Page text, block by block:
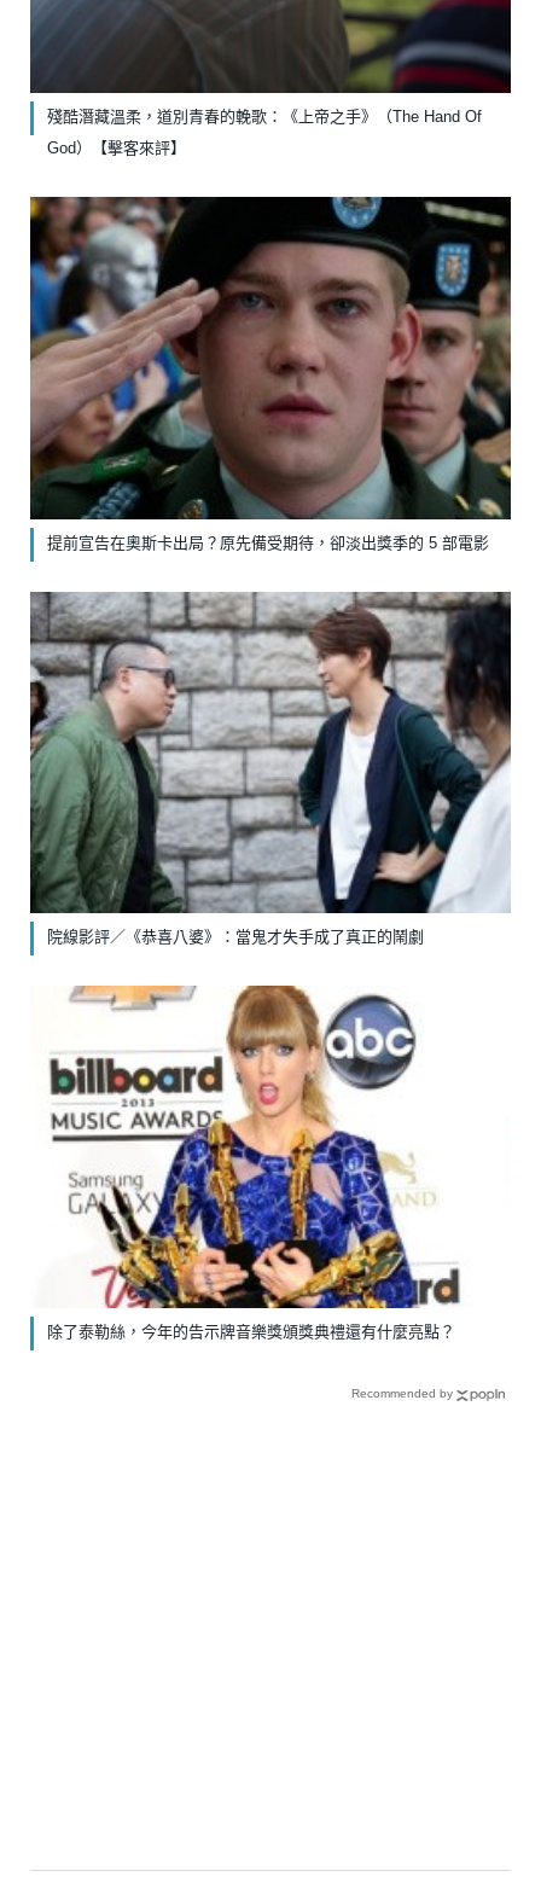
殘酷潛藏溫柔，道別青春的輓歌：《上帝之手》（The Hand Of
God）【擊客來評】
提前宣告在奧斯卡出局？原先備受期待，卻淡出獎季的 5 部電影
院線影評／《恭喜八婆》：當鬼才失手成了真正的鬧劇
除了泰勒絲，今年的告示牌音樂獎頒獎典禮還有什麼亮點？
Recommended by